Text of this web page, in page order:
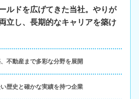
ルドを広げてきた当社。やりが
立し、長期的なキャリアを築け
不動産まで多彩な分野を展開
歴史と確かな実績を持つ企業